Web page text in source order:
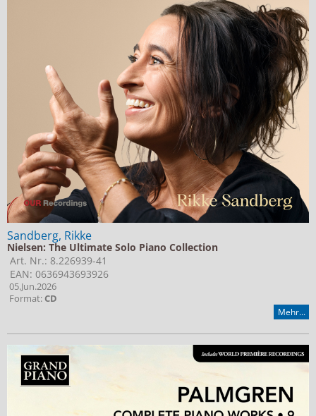
Sandberg, Rikke
Nielsen: The Ultimate Solo Piano Collection
Art. Nr.: 8.226939-41
EAN: 0636943693926
05.Jun.2026
Format:CD
Mehr...